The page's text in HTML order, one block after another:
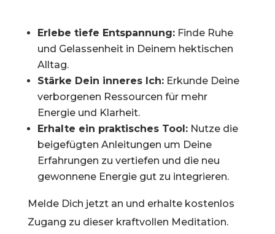
Erlebe tiefe Entspannung:Finde Ruhe
und Gelassenheit in Deinem hektischen
Alltag.
Stärke Dein inneres Ich:Erkunde Deine
verborgenen Ressourcen für mehr
Energie und Klarheit.
Erhalte ein praktisches Tool:Nutze die
beigefügten Anleitungen um Deine
Erfahrungen zu vertiefen und die neu
gewonnene Energie gut zu integrieren.
Melde Dich jetzt an und erhalte kostenlos
Zugang zu dieser kraftvollen Meditation.